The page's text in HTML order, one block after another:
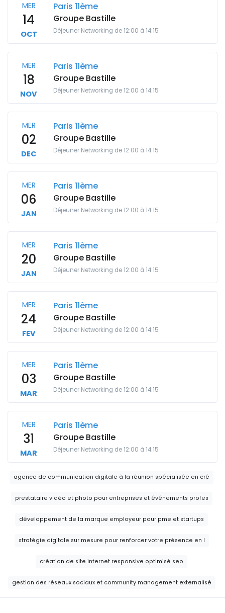
MER
14
OCT
Paris 11ème
Groupe Bastille
Déjeuner Networking de 12:00 à 14:15
MER
18
NOV
Paris 11ème
Groupe Bastille
Déjeuner Networking de 12:00 à 14:15
MER
02
DEC
Paris 11ème
Groupe Bastille
Déjeuner Networking de 12:00 à 14:15
MER
06
JAN
Paris 11ème
Groupe Bastille
Déjeuner Networking de 12:00 à 14:15
MER
20
JAN
Paris 11ème
Groupe Bastille
Déjeuner Networking de 12:00 à 14:15
MER
24
FEV
Paris 11ème
Groupe Bastille
Déjeuner Networking de 12:00 à 14:15
MER
03
MAR
Paris 11ème
Groupe Bastille
Déjeuner Networking de 12:00 à 14:15
MER
31
MAR
Paris 11ème
Groupe Bastille
Déjeuner Networking de 12:00 à 14:15
agence de communication digitale à la réunion spécialisée en cré
prestataire vidéo et photo pour entreprises et événements profes
développement de la marque employeur pour pme et startups
stratégie digitale sur mesure pour renforcer votre présence en l
création de site internet responsive optimisé seo
gestion des réseaux sociaux et community management externalisé